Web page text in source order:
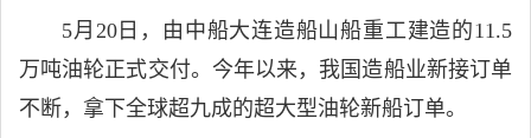
5月20日，由中船大连造船山船重工建造的11.5
万吨油轮正式交付。今年以来，我国造船业新接订单
不断，拿下全球超九成的超大型油轮新船订单。